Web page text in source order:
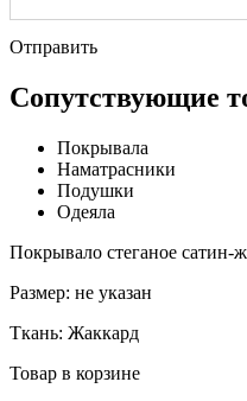
Отправить
Сопутствующие
Покрывала
Наматрасники
Подушки
Одеяла
Покрывало стеганое
Размер: не указан
Ткань: Жаккард
Товар в корзине